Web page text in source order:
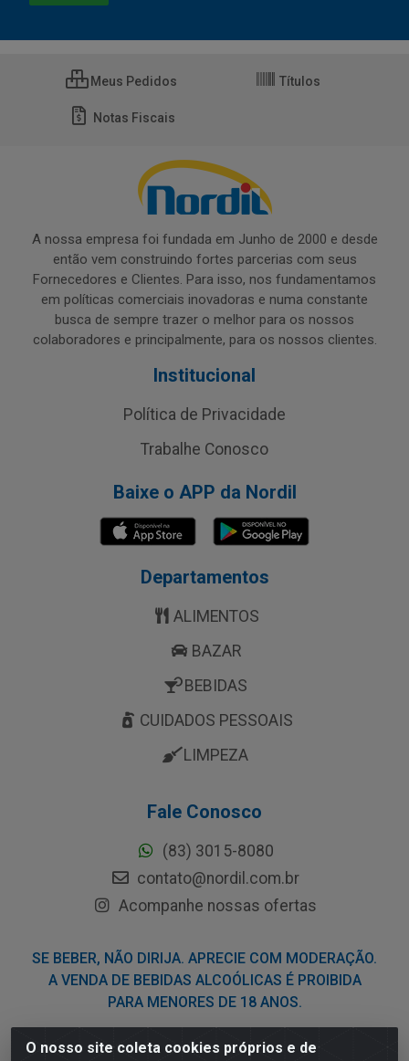
O nosso site coleta cookies próprios e de
Meus Pedidos Títulos
Notas Fiscais
A nossa empresa foi fundada em Junho de 2000 e desde
então vem construindo fortes parcerias com seus
Fornecedores e Clientes. Para isso, nos fundamentamos
em políticas comerciais inovadoras e numa constante
busca de sempre trazer o melhor para os nossos
colaboradores e principalmente, para os nossos clientes.
Institucional
Política de Privacidade
Trabalhe Conosco
Baixe o APP da Nordil
Departamentos
ALIMENTOS
BAZAR
BEBIDAS
CUIDADOS PESSOAIS
LIMPEZA
Fale Conosco
(83) 3015-8080
contato@nordil.com.br
Acompanhe nossas ofertas
SE BEBER, NÃO DIRIJA. APRECIE COM MODERAÇÃO.
A VENDA DE BEBIDAS ALCOÓLICAS É PROIBIDA
PARA MENORES DE 18 ANOS.